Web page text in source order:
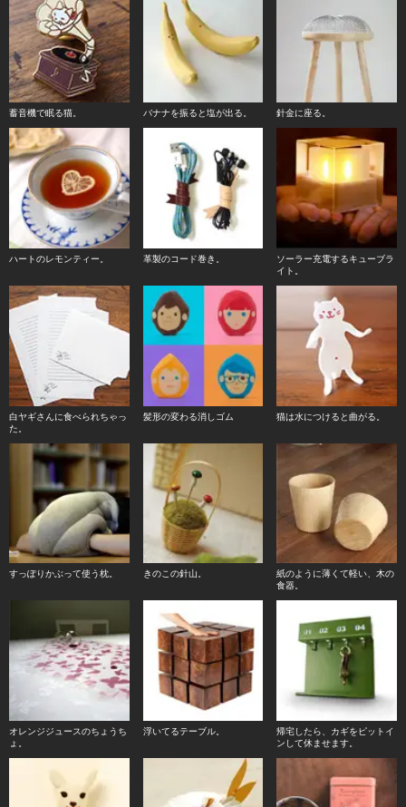
蓄音機で眠る猫。 バナナを振ると塩が出る。 針金に座る。
ハートのレモンティー。 革製のコード巻き。
ソーラー充電するキューブラ
イト。
白ヤギさんに食べられちゃっ
た。
髪形の変わる消しゴム 猫は水につけると曲がる。
すっぽりかぶって使う枕。 きのこの針山。
紙のように薄くて軽い、木の
食器。
オレンジジュースのちょうち
ょ。
浮いてるテーブル。
帰宅したら、カギをピットイ
ンして休ませます。